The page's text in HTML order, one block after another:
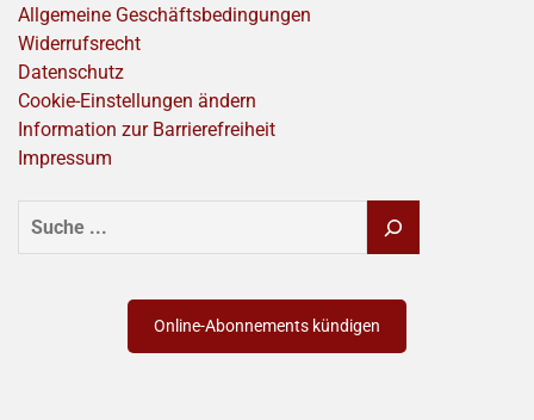
Allgemeine Geschäftsbedingungen
Widerrufsrecht
Datenschutz
Cookie-Einstellungen ändern
Information zur Barrierefreiheit
Impressum
SUCHEN
Online-Abonnements kündigen